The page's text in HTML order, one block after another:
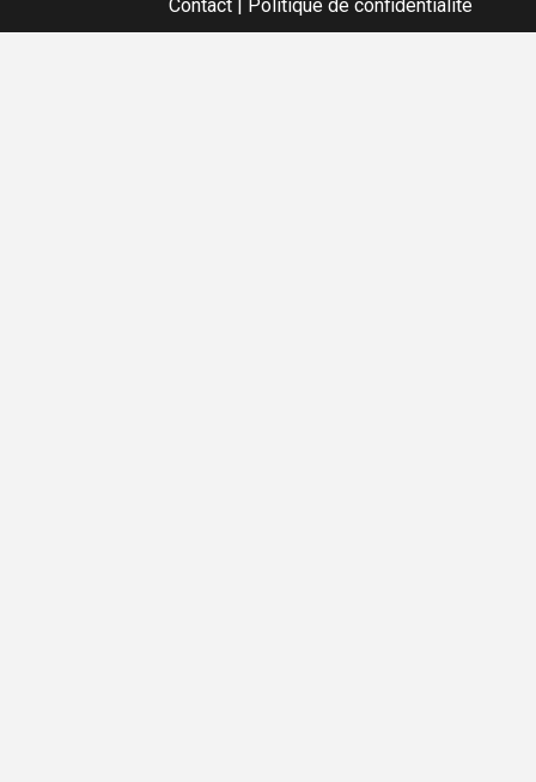
Contact| Politique de confidentialité